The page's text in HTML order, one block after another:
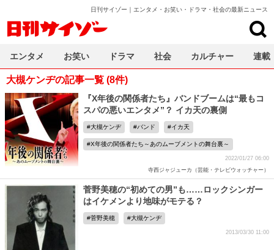
日刊サイゾー｜エンタメ・お笑い・ドラマ・社会の最新ニュース
大槻ケンヂの記事一覧 (8件)
『X年後の関係者たち』バンドブームは“最もコ
スパの悪いエンタメ”？ イカ天の裏側
大槻ケンヂ バンド イカ天
X年後の関係者たち～あのムーブメントの舞台裏～
2022/01/27 06:00
寺西ジャジューカ（芸能・テレビウォッチャー）
菅野美穂の“初めての男”も……ロックシンガー
はイケメンより地味がモテる？
菅野美穂 大槻ケンヂ
2013/03/30 11:00
エンタメ お笑い ドラマ 社会 カルチャー 連載